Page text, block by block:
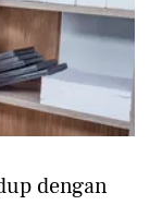
dengan